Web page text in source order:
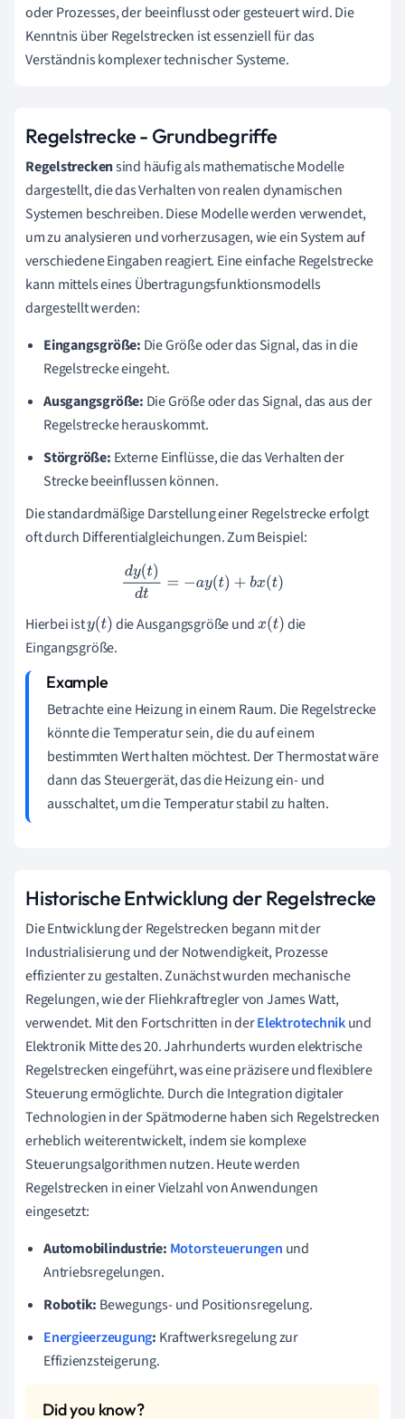
oder Prozesses, der beeinflusst oder gesteuert wird. Die
Kenntnis über Regelstrecken ist essenziell für das
Verständnis komplexer technischer Systeme.
Regelstrecke - Grundbegriffe
Regelstreckensind häufig als mathematische Modelle
dargestellt, die das Verhalten von realen dynamischen
Systemen beschreiben. Diese Modelle werden verwendet,
um zu analysieren und vorherzusagen, wie ein System auf
verschiedene Eingaben reagiert. Eine einfache Regelstrecke
kann mittels eines Übertragungsfunktionsmodells
dargestellt werden:
Eingangsgröße: Die Größe oder das Signal, das in die
Regelstrecke eingeht.
Ausgangsgröße: Die Größe oder das Signal, das aus der
Regelstrecke herauskommt.
Störgröße: Externe Einflüsse, die das Verhalten der
Strecke beeinflussen können.
Die standardmäßige Darstellung einer Regelstrecke erfolgt
oft durch Differentialgleichungen. Zum Beispiel:
dy t)d −ay(t)+ bx (t)
Hierbei isty(t) die Ausgangsgröße undx(t) die
Eingangsgröße.
Betrachte eine Heizung in einem Raum. Die Regelstrecke
könnte die Temperatur sein, die du auf einem
bestimmten Wert halten möchtest. Der Thermostat wäre
dann das Steuergerät, das die Heizung ein- und
ausschaltet, um die Temperatur stabil zu halten.
Historische Entwicklung der Regelstrecke
Die Entwicklung der Regelstrecken begann mit der
Industrialisierung und der Notwendigkeit, Prozesse
effizienter zu gestalten. Zunächst wurden mechanische
Regelungen, wie der Fliehkraftregler von James Watt,
verwendet. Mit den Fortschritten in derElektrotechnikund
Elektronik Mitte des 20. Jahrhunderts wurden elektrische
Regelstrecken eingeführt, was eine präzisere und flexiblere
Steuerung ermöglichte. Durch die Integration digitaler
Technologien in der Spätmoderne haben sich Regelstrecken
erheblich weiterentwickelt, indem sie komplexe
Steuerungsalgorithmen nutzen. Heute werden
Regelstrecken in einer Vielzahl von Anwendungen
eingesetzt:
Automobilindustrie: Motorsteuerungen und
Antriebsregelungen.
Robotik: Bewegungs- und Positionsregelung.
Energieerzeugung: Kraftwerksregelung zur
Effizienzsteigerung.